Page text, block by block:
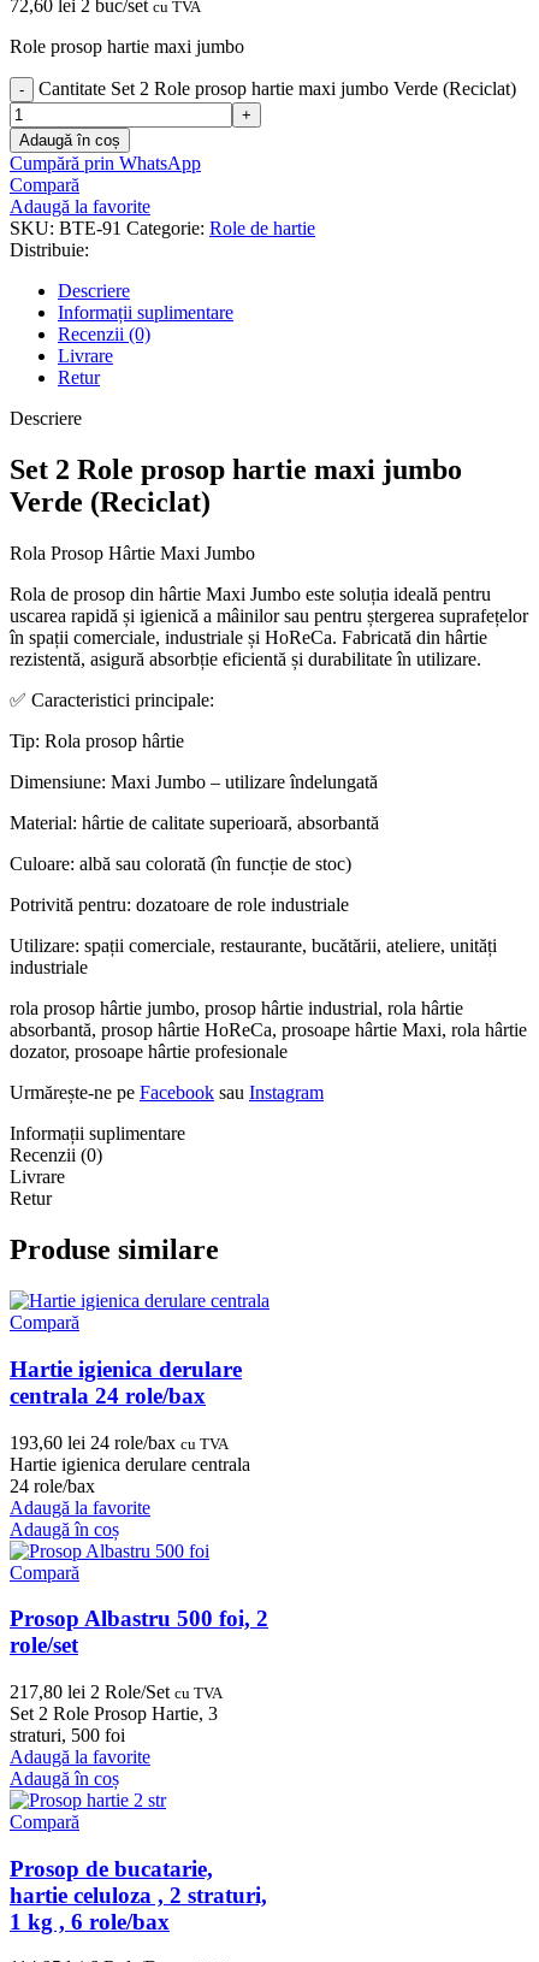
72,60 lei 2 buc/set cu TVA
Role prosop hartie maxi jumbo
Cantitate Set 2 Role prosop hartie maxi jumbo Verde (Reciclat)
Adaugă în coș
Cumpără prin WhatsApp
Compară
Adaugă la favorite
SKU: BTE-91 Categorie: Role de hartie
Distribuie:
Descriere
Informații suplimentare
Recenzii (0)
Livrare
Retur
Descriere
Set 2 Role prosop hartie maxi jumbo
Verde (Reciclat)
Rola Prosop Hârtie Maxi Jumbo
Rola de prosop din hârtie Maxi Jumbo este soluția ideală pentru
uscarea rapidă și igienică a mâinilor sau pentru ștergerea suprafețelor
în spații comerciale, industriale și HoReCa. Fabricată din hârtie
rezistentă, asigură absorbție eficientă și durabilitate în utilizare.
✅ Caracteristici principale:
Tip: Rola prosop hârtie
Dimensiune: Maxi Jumbo – utilizare îndelungată
Material: hârtie de calitate superioară, absorbantă
Culoare: albă sau colorată (în funcție de stoc)
Potrivită pentru: dozatoare de role industriale
Utilizare: spații comerciale, restaurante, bucătării, ateliere, unități
industriale
rola prosop hârtie jumbo, prosop hârtie industrial, rola hârtie
absorbantă, prosop hârtie HoReCa, prosoape hârtie Maxi, rola hârtie
dozator, prosoape hârtie profesionale
Urmărește-ne pe Facebook sau Instagram
Informații suplimentare
Recenzii (0)
Livrare
Retur
Produse similare
Compară
Hartie igienica derulare
centrala 24 role/bax
193,60 lei 24 role/bax cu TVA
Hartie igienica derulare centrala
24 role/bax
Adaugă la favorite
Adaugă în coș
Compară
Prosop Albastru 500 foi, 2
role/set
217,80 lei 2 Role/Set cu TVA
Set 2 Role Prosop Hartie, 3
straturi, 500 foi
Adaugă la favorite
Adaugă în coș
Compară
Prosop de bucatarie,
hartie celuloza , 2 straturi,
1 kg , 6 role/bax